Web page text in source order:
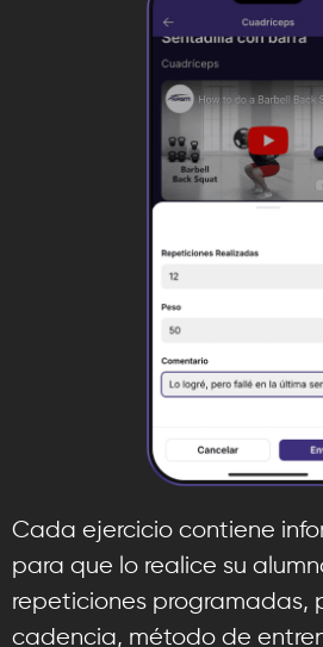
Cada ejercicio contiene
para que lo realice su
repeticiones programadas,
cadencia, método de